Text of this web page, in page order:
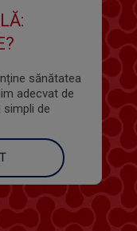
sănătatea
adecvat de
simpli de